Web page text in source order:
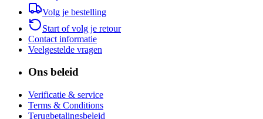
Volg je bestelling
Start of volg je retour
Contact informatie
Veelgestelde vragen
Ons beleid
Verificatie & service
Terms & Conditions
Terugbetalingsbeleid